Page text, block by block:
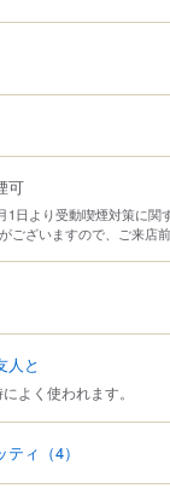
可
1日より受動喫煙対策に
ございますので、ご来店
人と
よく使われます。
ティ （4）